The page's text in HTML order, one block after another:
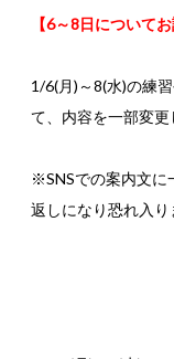
【6～8日について
1/6(月)～8(水)の練
て、内容を一部変更
※SNSでの案内文に
返しになり恐れ入り